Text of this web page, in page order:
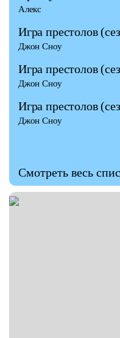
Алекс
Игра престолов
Джон Сноу
Игра престолов
Джон Сноу
Игра престолов
Джон Сноу
Смотреть весь